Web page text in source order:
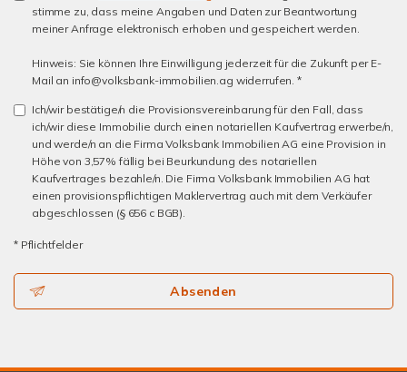
stimme zu, dass meine Angaben und Daten zur Beantwortung
meiner Anfrage elektronisch erhoben und gespeichert werden.
Hinweis: Sie können Ihre Einwilligung jederzeit für die Zukunft per E-
Mail an info@volksbank-immobilien.ag widerrufen. *
Ich/wir bestätige/n die Provisionsvereinbarung für den Fall, dass
ich/wir diese Immobilie durch einen notariellen Kaufvertrag erwerbe/n,
und werde/n an die Firma Volksbank Immobilien AG eine Provision in
Höhe von 3,57% fällig bei Beurkundung des notariellen
Kaufvertrages bezahle/n. Die Firma Volksbank Immobilien AG hat
einen provisionspflichtigen Maklervertrag auch mit dem Verkäufer
abgeschlossen (§ 656 c BGB).
* Pflichtfelder
Absenden